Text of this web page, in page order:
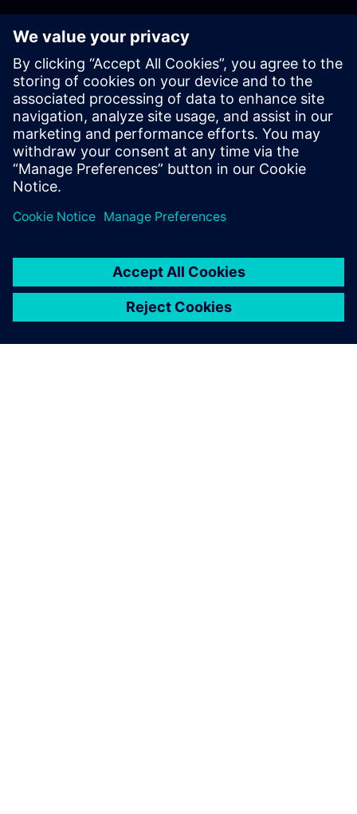
A felügyelőbizottság
szakbizottságai
Itttájékoztatást talál a Felügyelő Testület bizottságairól.